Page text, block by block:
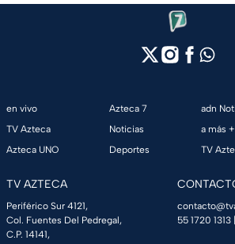
en vivo
TV Azteca
Azteca UNO
Azteca 7
Noticias
Deportes
adn
a más +
TV
TV AZTECA
Periférico Sur 4121,
Col. Fuentes Del Pedregal,
C.P. 14141,
55 1720 1313